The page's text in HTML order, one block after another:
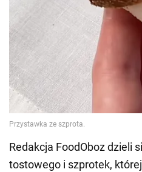
Redakcja FoodOboz dzieli
tostowego i szprotek,